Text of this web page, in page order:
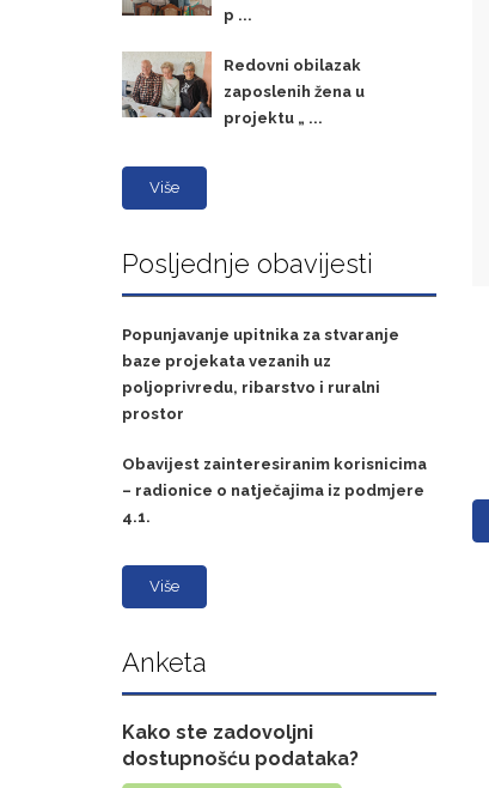
p ...
Redovni obilazak
zaposlenih žena u
projektu „ ...
Više
Posljednje obavijesti
Popunjavanje upitnika za stvaranje
baze projekata vezanih uz
poljoprivredu, ribarstvo i ruralni
prostor
Obavijest zainteresiranim korisnicima
– radionice o natječajima iz podmjere
4.1.
Više
Anketa
Kako ste zadovoljni
dostupnošću podataka?